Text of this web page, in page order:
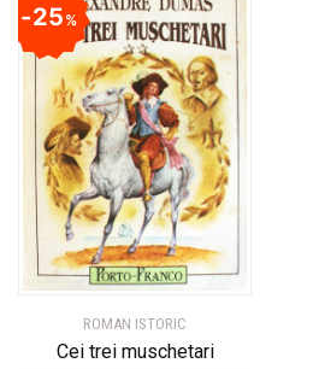
ROMAN ISTORIC
Cei trei muschetari
25%